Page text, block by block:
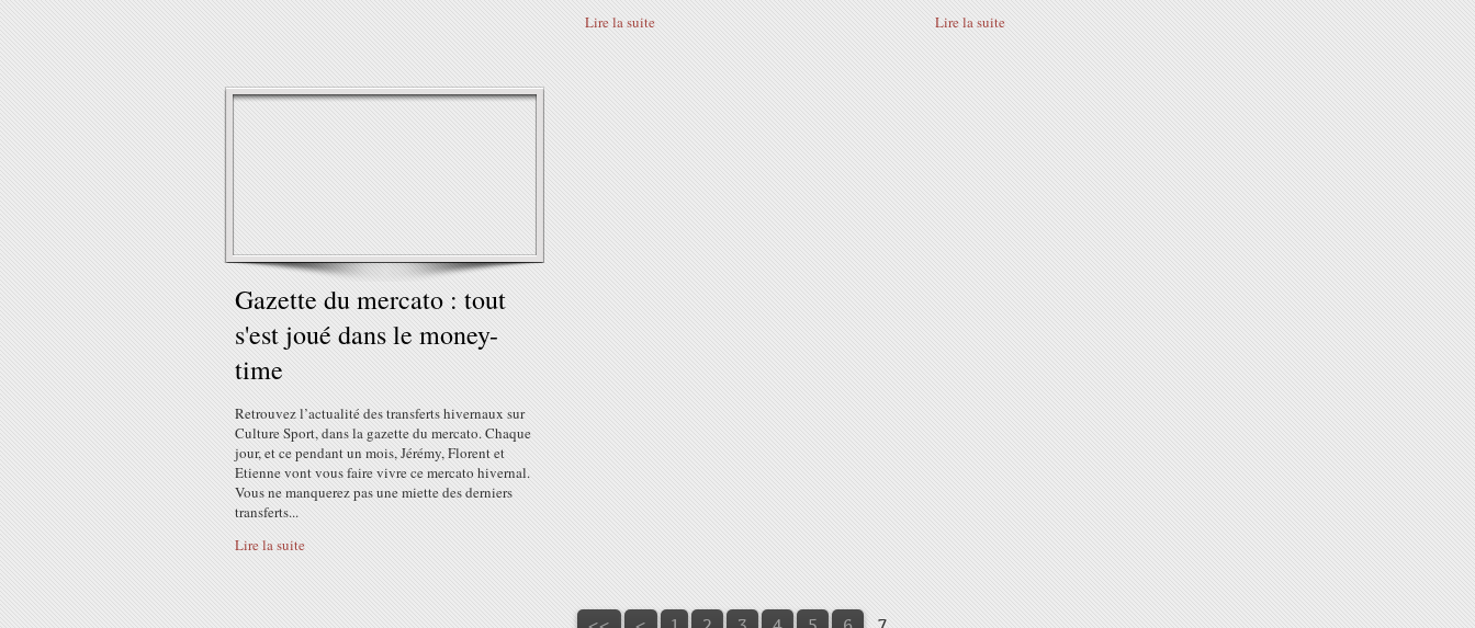
Lire la suite
Lire la suite
Gazette du mercato : tout
s'est joué dans le money-
time
Retrouvez l’actualité des transferts hivernaux sur
Culture Sport, dans la gazette du mercato. Chaque
jour, et ce pendant un mois, Jérémy, Florent et
Etienne vont vous faire vivre ce mercato hivernal.
Vous ne manquerez pas une miette des derniers
transferts...
Lire la suite